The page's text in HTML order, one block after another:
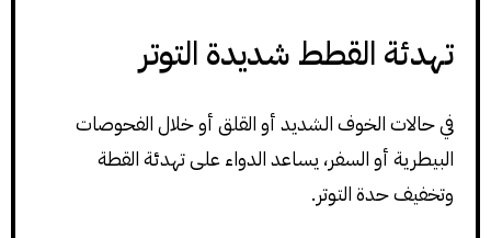
تهدئة القطط شديدة التوتر
في حالات الخوف الشديد أو القلق أو خلال الفحوصات
البيطرية أو السفر، يساعد الدواء على تهدئة القطة
وتخفيف حدة التوتر.